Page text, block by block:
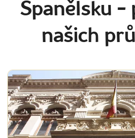
Španělsku -
našich